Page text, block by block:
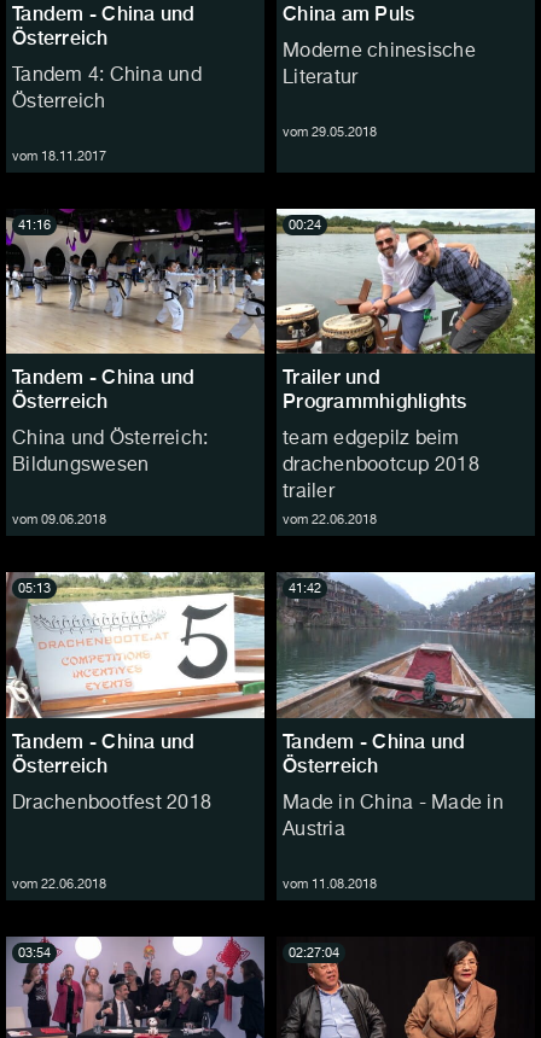
Tandem - China und
Österreich
Tandem 4: China und
Österreich
vom 18.11.2017
China am Puls
Moderne chinesische
Literatur
vom 29.05.2018
Tandem - China und
Österreich
China und Österreich:
Bildungswesen
vom 09.06.2018
41:16
Trailer und
Programmhighlights
team edgepilz beim
drachenbootcup 2018
trailer
vom 22.06.2018
00:24
Tandem - China und
Österreich
Drachenbootfest 2018
vom 22.06.2018
05:13
Tandem - China und
Österreich
Made in China - Made in
Austria
vom 11.08.2018
41:42
03:54 02:27:04